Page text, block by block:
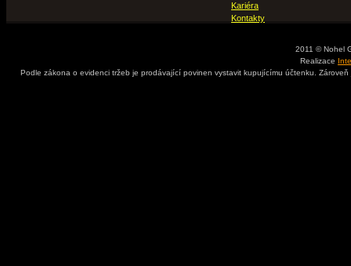
Kariéra
Kontakty
2011 © Nohel
Realizace
Podle zákona o evidenci tržeb je prodávající povinen vystavit kupujícímu účtenku.